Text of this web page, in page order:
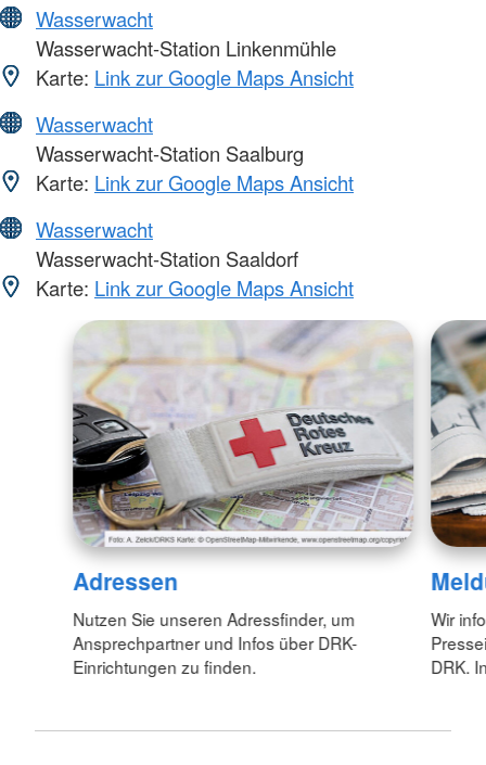
Wasserwacht
Wasserwacht-Station Linkenmühle
Karte: Link zur Google Maps Ansicht
Wasserwacht
Wasserwacht-Station Saalburg
Karte: Link zur Google Maps Ansicht
Wasserwacht
Wasserwacht-Station Saaldorf
Karte: Link zur Google Maps Ansicht
Adressen
Nutzen Sie unseren Adressfinder, um
Ansprechpartner und Infos über DRK-
Einrichtungen zu finden.
Wir
DRK.